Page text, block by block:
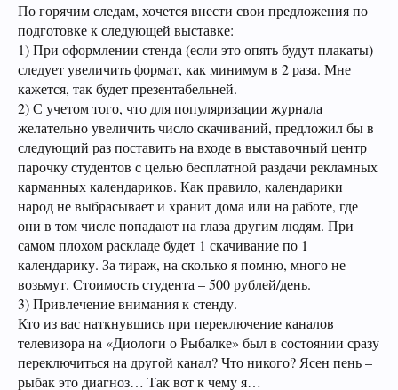
По горячим следам, хочется внести свои предложения по
подготовке к следующей выставке:
1) При оформлении стенда (если это опять будут плакаты)
следует увеличить формат, как минимум в 2 раза. Мне
кажется, так будет презентабельней.
2) С учетом того, что для популяризации журнала
желательно увеличить число скачиваний, предложил бы в
следующий раз поставить на входе в выставочный центр
парочку студентов с целью бесплатной раздачи рекламных
карманных календариков. Как правило, календарики
народ не выбрасывает и хранит дома или на работе, где
они в том числе попадают на глаза другим людям. При
самом плохом раскладе будет 1 скачивание по 1
календарику. За тираж, на сколько я помню, много не
возьмут. Стоимость студента – 500 рублей/день.
3) Привлечение внимания к стенду.
Кто из вас наткнувшись при переключение каналов
телевизора на «Диологи о Рыбалке» был в состоянии сразу
переключиться на другой канал? Что никого? Ясен пень –
рыбак это диагноз… Так вот к чему я…